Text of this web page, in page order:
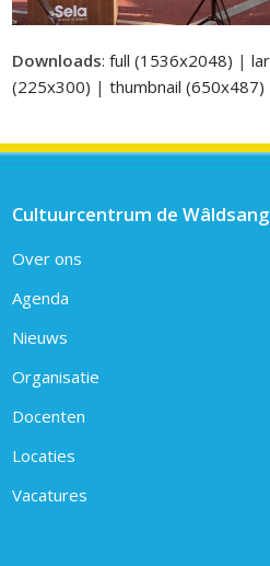
Downloads:full (1536x2048) |
(225x300) |thumbnail (650x487)
Cultuurcentrum de Wâldsang
Over ons
Agenda
Nieuws
Organisatie
Docenten
Locaties
Vacatures